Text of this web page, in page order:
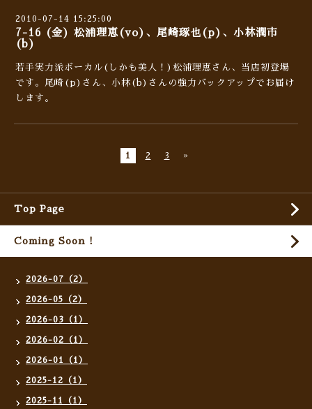
2010-07-14 15:25:00
7-16 (金) 松浦理恵(vo)、尾崎琢也(p)、小林潤市
(b)
若手実力派ボーカル(しかも美人！)松浦理恵さん、当店初登場
です。尾崎(p)さん、小林(b)さんの強力バックアップでお届け
します。
1 2 3 »
Top Page
Coming Soon !
2026-07（2）
2026-05（2）
2026-03（1）
2026-02（1）
2026-01（1）
2025-12（1）
2025-11（1）